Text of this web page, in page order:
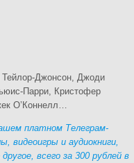
Джонсон, Джоди
Парри, Кристофер
О’Коннелл…
платном Телеграм-
видеоигры и аудиокниги,
всего за 300 рублей в